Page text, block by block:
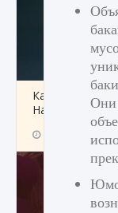
Как проверить
Hawk Ops
Они